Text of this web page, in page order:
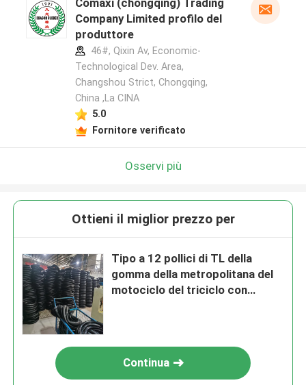
Comaxi (chongqing) Trading
Company Limited profilo del
produttore
46#, Qixin Av, Economic-
Technological Dev. Area,
Changshou Strict, Chongqing,
China ,La CINA
5.0
Fornitore verificato
Osservi più
Ottieni il miglior prezzo per
Tipo a 12 pollici di TL della
gomma della metropolitana del
motociclo del triciclo con
Continua